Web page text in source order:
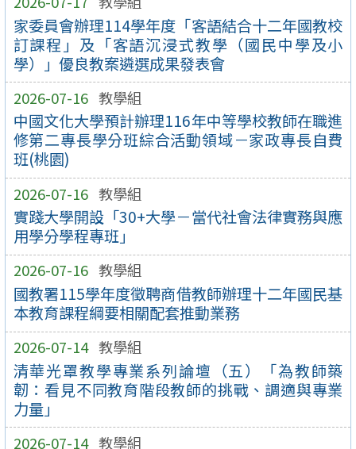
家委員會辦理114學年度「客語結合十二年國教校
訂課程」及「客語沉浸式教學（國民中學及小
學）」優良教案遴選成果發表會
2026-07-16 教學組
中國文化大學預計辦理116年中等學校教師在職進
修第二專長學分班綜合活動領域－家政專長自費
班(桃園)
2026-07-16 教學組
實踐大學開設「30+大學－當代社會法律實務與應
用學分學程專班」
2026-07-16 教學組
國教署115學年度徵聘商借教師辦理十二年國民基
本教育課程綱要相關配套推動業務
2026-07-14 教學組
清華光罩教學專業系列論壇（五）「為教師築
韌：看見不同教育階段教師的挑戰、調適與專業
力量」
2026-07-14 教學組